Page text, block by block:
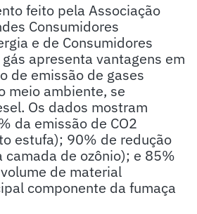
feito pela Associação
Consumidores
e de Consumidores
apresenta vantagens em
de emissão de gases
meio ambiente, se
Os dados mostram
da emissão de CO2
estufa); 90% de redução
camada de ozônio); e 85%
de material
componente da fumaça